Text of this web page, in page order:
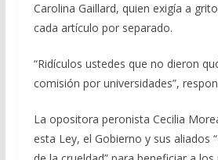
Carolina Gaillard, quien exigía a
cada artículo por separado.
“Ridículos ustedes que no dieron
comisión por universidades”,
La opositora peronista Cecilia
esta Ley, el Gobierno y sus aliados